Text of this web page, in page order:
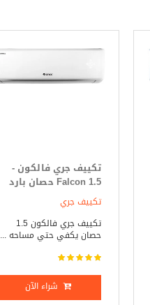
تكييف جري فالكون -
Falcon 1.5 حصان بارد
فقط
تكييف جري
تكييف جري فالكون 1.5
حصان يكفي حتي مساحه ...
شراء الآن